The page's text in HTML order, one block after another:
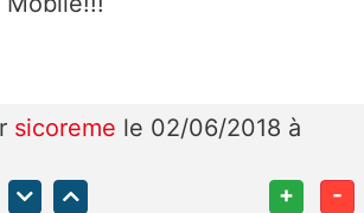
sicoreme le 02/06/2018 à
+ -